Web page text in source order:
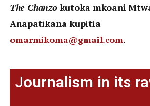
The Chanzo kutoka mkoani
Anapatikana kupitia
omarmikoma@gmail.com.
Journalism in its